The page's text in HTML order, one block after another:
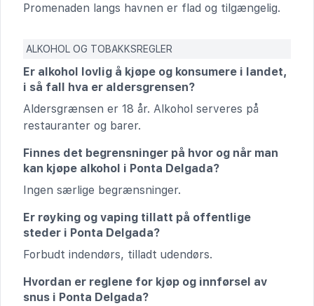
Promenaden langs havnen er flad og tilgængelig.
ALKOHOL OG TOBAKKSREGLER
Er alkohol lovlig å kjøpe og konsumere i landet,
i så fall hva er aldersgrensen?
Aldersgrænsen er 18 år. Alkohol serveres på
restauranter og barer.
Finnes det begrensninger på hvor og når man
kan kjøpe alkohol i Ponta Delgada?
Ingen særlige begrænsninger.
Er røyking og vaping tillatt på offentlige
steder i Ponta Delgada?
Forbudt indendørs, tilladt udendørs.
Hvordan er reglene for kjøp og innførsel av
snus i Ponta Delgada?